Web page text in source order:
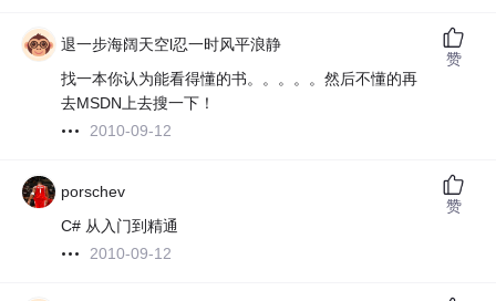
退一步海阔天空l忍一时风平浪静
找一本你认为能看得懂的书。。。。。然后不懂的再
去MSDN上去搜一下！
2010-09-12
赞
porschev
C# 从入门到精通
2010-09-12
赞